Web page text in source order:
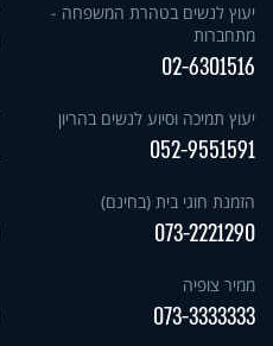
יעוץ לנשים בטהרת המשפחה -
מתחברות
02-6301516
יעוץ תמיכה וסיוע לנשים בהריון
052-9551591
הזמנת חוגי בית (בחינם)
073-2221290
ממיר צופיה
073-3333333